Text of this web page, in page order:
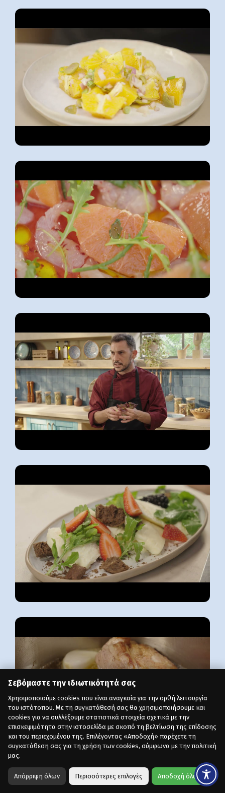
Σεβόμαστε την ιδιωτικότητά σας
Χρησιμοποιούμε cookies που είναι αναγκαία για την ορθή λειτουργία
του ιστότοπου. Με τη συγκατάθεσή σας θα χρησιμοποιήσουμε και
cookies για να συλλέξουμε στατιστικά στοιχεία σχετικά με την
επισκεψιμότητα στην ιστοσελίδα με σκοπό τη βελτίωση της επίδοσης
και του περιεχομένου της. Επιλέγοντας «Αποδοχή» παρέχετε τη
συγκατάθεση σας για τη χρήση των cookies, σύμφωνα με την πολιτική
μας.
Απόρριψη όλων Περισσότερες επιλογές Αποδοχή όλων